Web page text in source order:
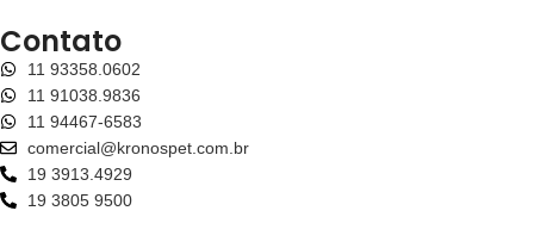
Contato
11 93358.0602
11 91038.9836
11 94467-6583
comercial@kronospet.com.br
19 3913.4929
19 3805 9500